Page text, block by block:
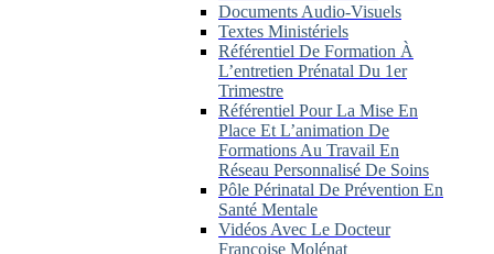
Documents Audio-Visuels
Textes Ministériels
Référentiel De Formation À
L’entretien Prénatal Du 1er
Trimestre
Référentiel Pour La Mise En
Place Et L’animation De
Formations Au Travail En
Réseau Personnalisé De Soins
Pôle Périnatal De Prévention En
Santé Mentale
Vidéos Avec Le Docteur
Françoise Molénat